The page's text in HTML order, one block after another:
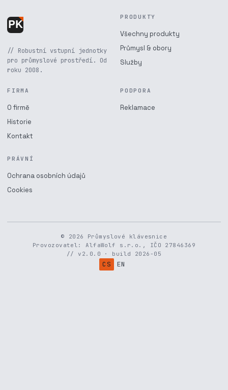
// Robustní vstupní jednotky
pro průmyslové prostředí. Od
roku 2008.
PRODUKTY
Všechny produkty
Průmysl & obory
Služby
FIRMA
O firmě
Historie
Kontakt
PODPORA
Reklamace
PRÁVNÍ
Ochrana osobních údajů
Cookies
© 2026 Průmyslové klávesnice
Provozovatel: AlfaWolf s.r.o., IČO 27846369
// v2.0.0 · build 2026-05
CS EN